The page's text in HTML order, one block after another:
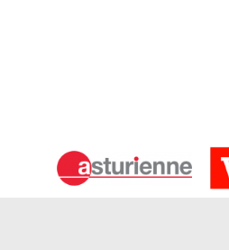
Nord Artois. Détenant une parfaite
bâtiments, sur toutes formes de
efficace de toiture. Pour la durabilité
serait l’idéal.